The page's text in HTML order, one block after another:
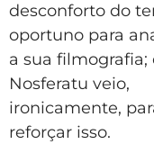
desconforto do
oportuno para
a sua filmografia;
Nosferatu veio,
ironicamente,
reforçar isso.